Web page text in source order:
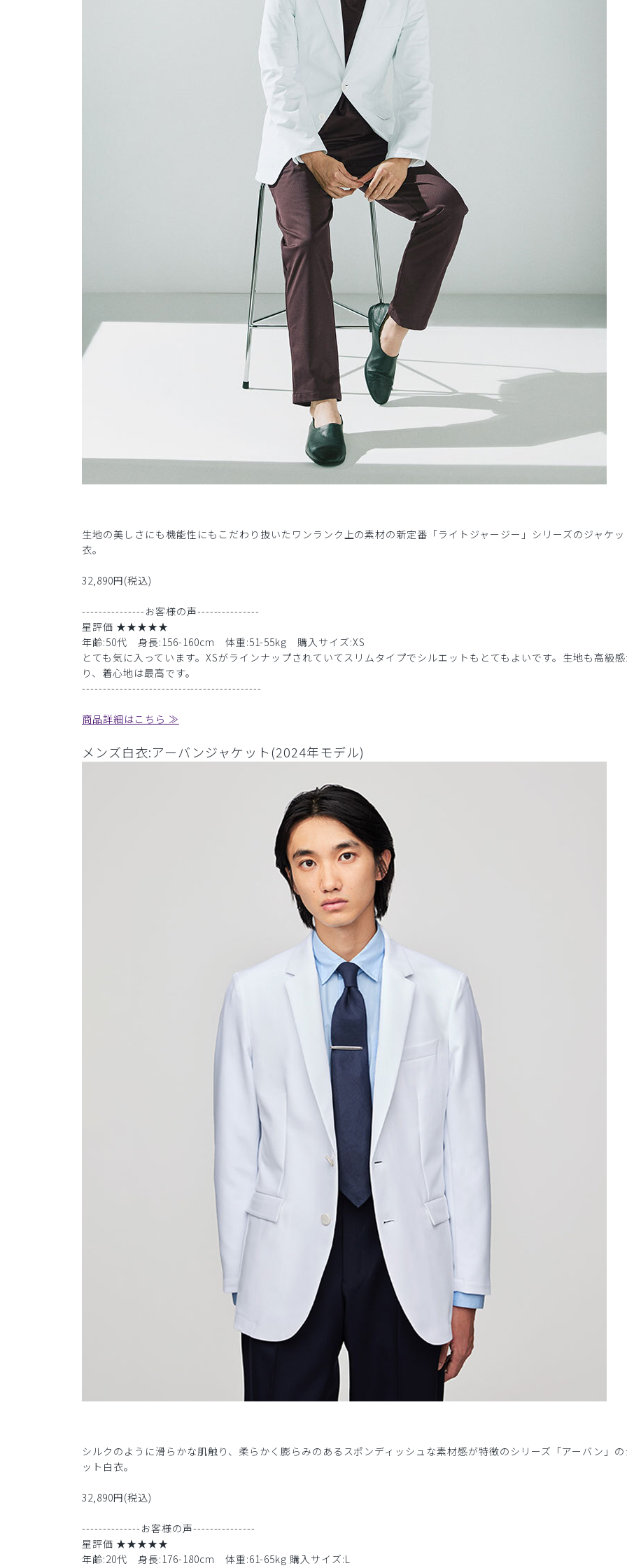
生地の美しさにも機能性にもこだわり抜いたワンランク上の素材の新定番「ライトジャージー」シリーズのジャケ
衣。
32,890円(税込)
---------------お客様の声---------------
星評価 ★★★★★
年齢:50代 身長:156-160cm 体重:51-55kg 購入サイズ:XS
とても気に入っています。XSがラインナップされていてスリムタイプでシルエットもとてもよいです。生地も高級
り、着心地は最高です。
-------------------------------------------
商品詳細はこちら ≫
メンズ白衣:アーバンジャケット(2024年モデル)
シルクのように滑らかな肌触り、柔らかく膨らみのあるスポンディッシュな素材感が特徴のシリーズ「アーバン」
ット白衣。
32,890円(税込)
--------------お客様の声---------------
星評価 ★★★★★
年齢:20代 身長:176-180cm 体重:61-65kg 購入サイズ:L